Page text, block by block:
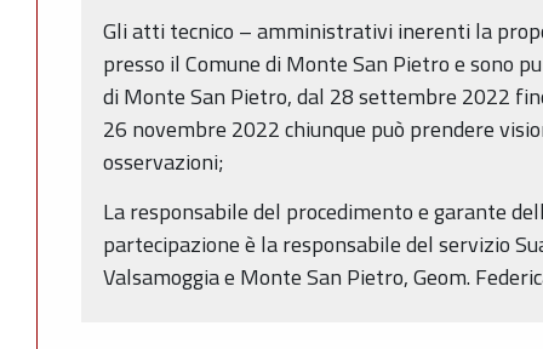
Gli atti tecnico – amministrativi inerenti la
presso il Comune di Monte San Pietro e sono
di Monte San Pietro, dal 28 settembre 2022
26 novembre 2022 chiunque può prendere
osservazioni;
La responsabile del procedimento e garante
partecipazione è la responsabile del servizio
Valsamoggia e Monte San Pietro, Geom.